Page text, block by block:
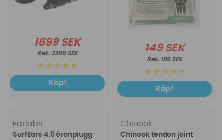
1699 SEK
2399 SEK
Köp!
149 SEK
199 SEK
Köp!
Earlabs
SurfEars 4.0 öronplugg
Chinook
Chinook tendon joint